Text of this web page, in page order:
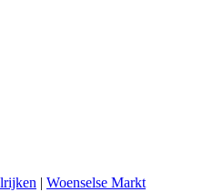
| Woenselse Markt